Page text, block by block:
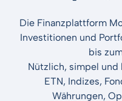
Die Finanzplattform
Investitionen und
bis
Nützlich, simpel und
ETN, Indizes,
Währungen,